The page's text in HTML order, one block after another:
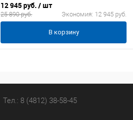
12 945 руб. / шт
25 890 руб. Экономия: 12 945 руб.
В корзину
Тел.: 8 (4812) 38-58-45